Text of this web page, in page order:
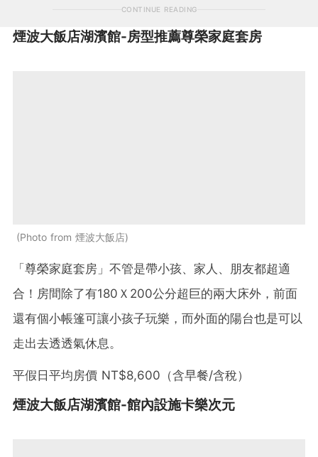
CONTINUE READING
煙波大飯店湖濱館-房型推薦尊榮家庭套房
Photo from 煙波大飯店
「尊榮家庭套房」不管是帶小孩、家人、朋友都超適
合！房間除了有180Ｘ200公分超巨的兩大床外，前面
還有個小帳篷可讓小孩子玩樂，而外面的陽台也是可以
走出去透透氣休息。
平假日平均房價 NT$8,600（含早餐/含稅）
煙波大飯店湖濱館-館內設施卡樂次元